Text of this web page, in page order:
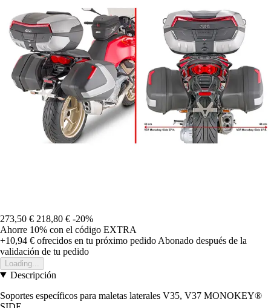
273,50 € 218,80 € -20%
Ahorre 10% con el código EXTRA
+10,94 € ofrecidos en tu próximo pedido Abonado después de la
validación de tu pedido
Loading...
Descripción
Soportes específicos para maletas laterales V35, V37 MONOKEY®